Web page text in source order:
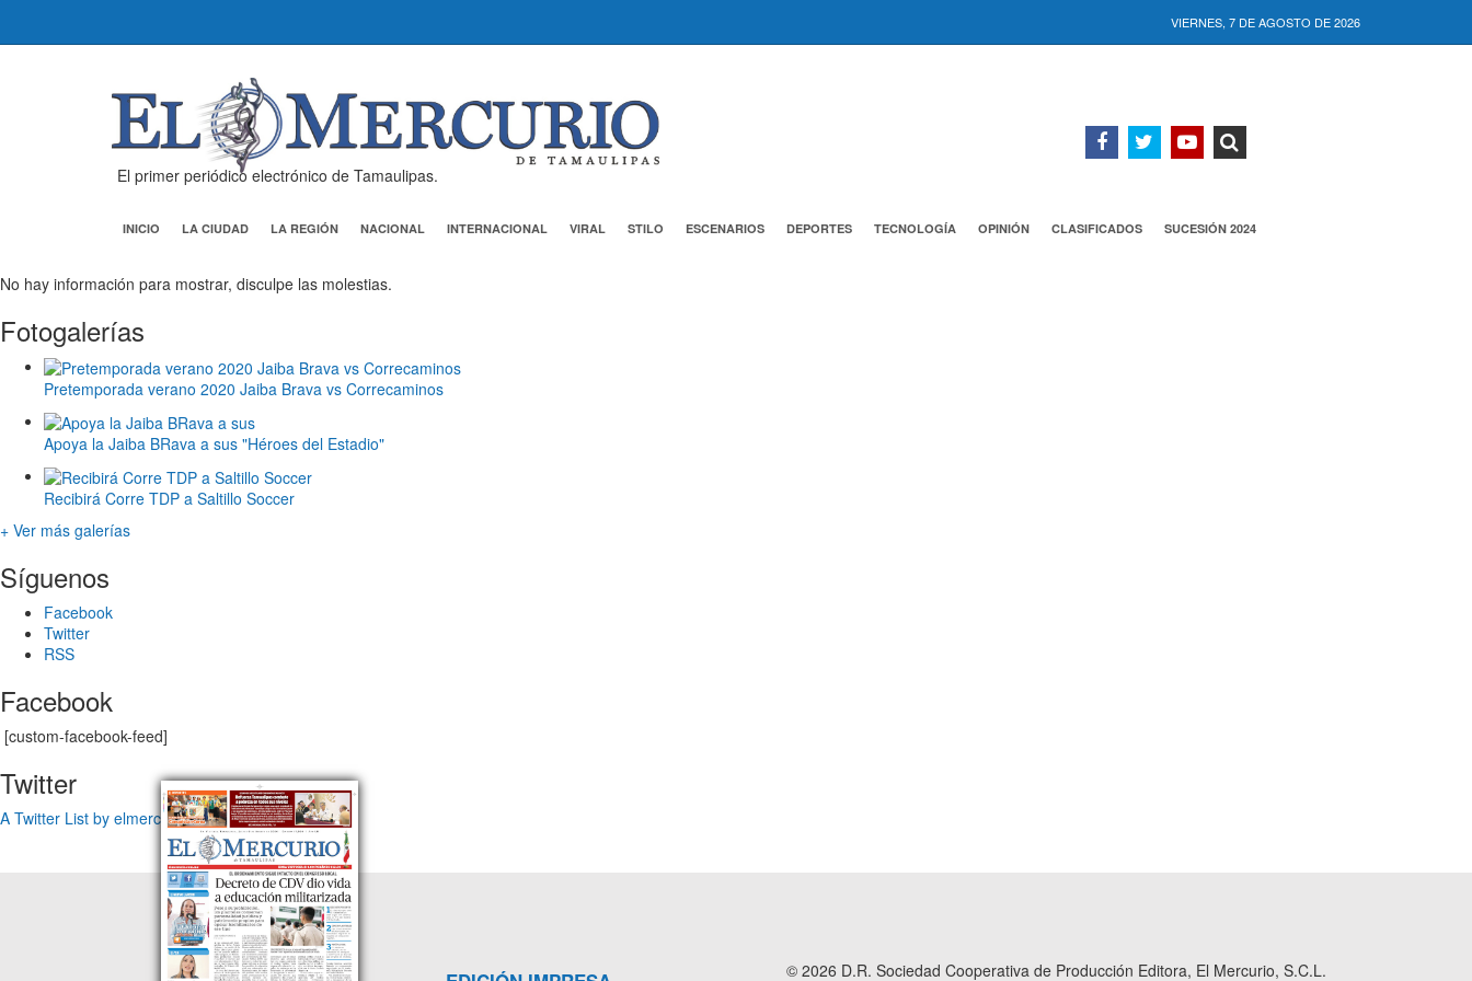
VIERNES, 7 DE AGOSTO DE 2026
El primer periódico electrónico de Tamaulipas.
INICIO LA CIUDAD LA REGIÓN NACIONAL INTERNACIONAL VIRAL STILO ESCENARIOS DEPORTES TECNOLOGÍA OPINIÓN CLASIFICADOS SUCESIÓN 2024
No hay información para mostrar, disculpe las molestias.
Fotogalerías
Pretemporada verano 2020 Jaiba Brava vs Correcaminos
Apoya la Jaiba BRava a sus "Héroes del Estadio"
Recibirá Corre TDP a Saltillo Soccer
+ Ver más galerías
Síguenos
Facebook
Twitter
RSS
Facebook
[custom-facebook-feed]
Twitter
A Twitter List by elmercuriotam
© 2026 D.R. Sociedad Cooperativa de Producción Editora, El Mercurio, S.C.L.